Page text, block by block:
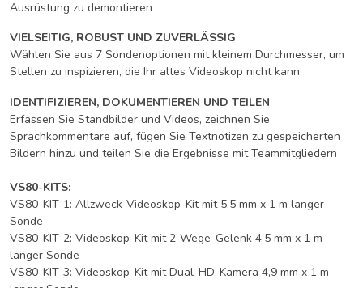
Ausrüstung zu demontieren
VIELSEITIG, ROBUST UND ZUVERLÄSSIG
Wählen Sie aus 7 Sondenoptionen mit kleinem Durchmesser, um
Stellen zu inspizieren, die Ihr altes Videoskop nicht kann
IDENTIFIZIEREN, DOKUMENTIEREN UND TEILEN
Erfassen Sie Standbilder und Videos, zeichnen Sie
Sprachkommentare auf, fügen Sie Textnotizen zu gespeicherten
Bildern hinzu und teilen Sie die Ergebnisse mit Teammitgliedern
VS80-KITS:
VS80-KIT-1: Allzweck-Videoskop-Kit mit 5,5 mm x 1 m langer
Sonde
VS80-KIT-2: Videoskop-Kit mit 2-Wege-Gelenk 4,5 mm x 1 m
langer Sonde
VS80-KIT-3: Videoskop-Kit mit Dual-HD-Kamera 4,9 mm x 1 m